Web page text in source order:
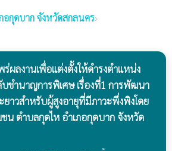
อกุดบาก จังหวัดสกลนคร›
ผลงานเพื่อแต่งตั้งให้ดำรงตำแหน่ง
ชำนาญการพิเศษ เรื่องที่1 การพัฒนา
าวสำหรับผู้สูงอายุที่มีภาวะพึ่งพิงโดย
น ตำบลกุดไห อำเภอกุดบาก จังหวัด